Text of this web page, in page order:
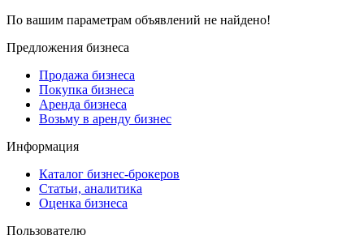
По вашим параметрам объявлений не найдено!
Предложения бизнеса
Продажа бизнеса
Покупка бизнеса
Аренда бизнеса
Возьму в аренду бизнес
Информация
Каталог бизнес-брокеров
Статьи, аналитика
Оценка бизнеса
Пользователю